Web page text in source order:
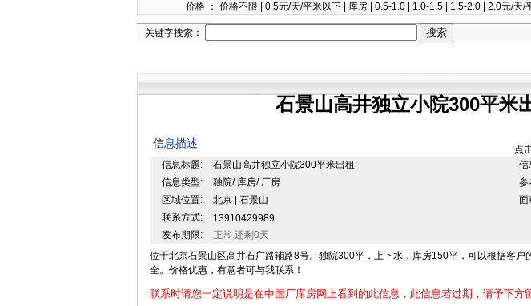
价格 ： 价格不限 0.5元/天/平米以下 库房 0.5-1.0 1.0-1.5 1.5-2.0 2.0元/天/
关键字搜索：
石景山高井独立小院300平米
点
信息描述
信息标题: 石景山高井独立小院300平米出租 信
信息类型:
独院/ 库房/ 厂房 参
区域位置:
北京 | 石景山 面
联系方式:
13910429989
发布期限:
正常 还剩0天
位于北京石景山区高井石广路辅路8号。独院300平，上下水，库房150平，可以根据客户
全。价格优惠，有意者可与我联系！
联系时请您一定说明是在中国厂库房网上看到的此信息，此信息若过期，请予下方